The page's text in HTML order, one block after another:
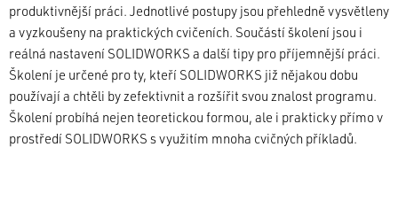
produktivnější práci. Jednotlivé postupy jsou přehledně vysvětleny
a vyzkoušeny na praktických cvičeních. Součástí školení jsou i
reálná nastavení SOLIDWORKS a další tipy pro příjemnější práci.
Školení je určené pro ty, kteří SOLIDWORKS již nějakou dobu
používají a chtěli by zefektivnit a rozšířit svou znalost programu.
Školení probíhá nejen teoretickou formou, ale i prakticky přímo v
prostředí SOLIDWORKS s využitím mnoha cvičných příkladů.